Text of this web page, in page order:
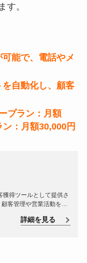
す。
能で、電話やメ
自動化し、顧客
プラン：月額
：月額30,000円
得ツールとして提供さ
客管理や営業活動を効
詳細を見る